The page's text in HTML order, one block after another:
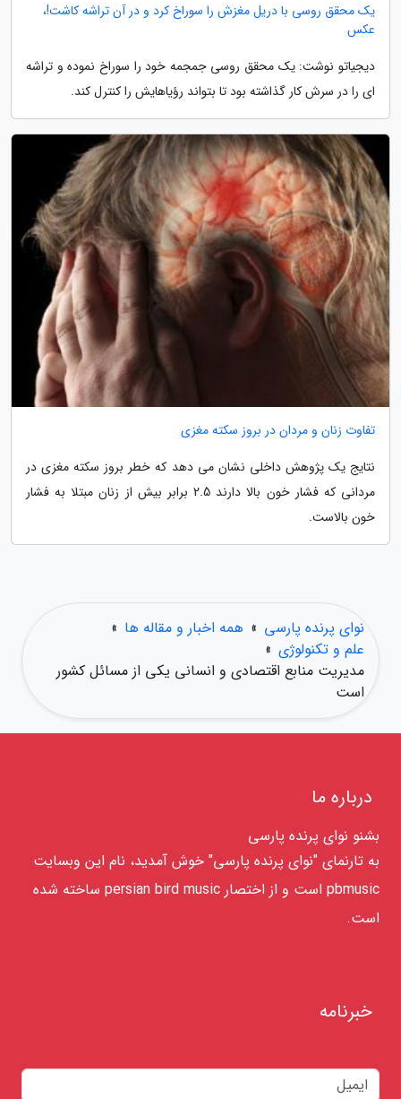
یک محقق روسی با دریل مغزش را سوراخ کرد و در آن تراشه کاشت!،
عکس
دیجیاتو نوشت: یک محقق روسی جمجمه خود را سوراخ نموده و تراشه
ای را در سرش کار گذاشته بود تا بتواند رؤیاهایش را کنترل کند.
تفاوت زنان و مردان در بروز سکته مغزی
نتایج یک پژوهش داخلی نشان می دهد که خطر بروز سکته مغزی در
مردانی که فشار خون بالا دارند 2.5 برابر بیش از زنان مبتلا به فشار
خون بالاست.
نوای پرنده پارسی » همه اخبار و مقاله ها »
علم و تکنولوژی »
مدیریت منابع اقتصادی و انسانی یکی از مسائل کشور
است
درباره ما
بشنو نوای پرنده پارسی
به تارنمای "نوای پرنده پارسی" خوش آمدید، نام این وبسایت
pbmusic است و از اختصار persian bird music ساخته شده
است.
خبرنامه